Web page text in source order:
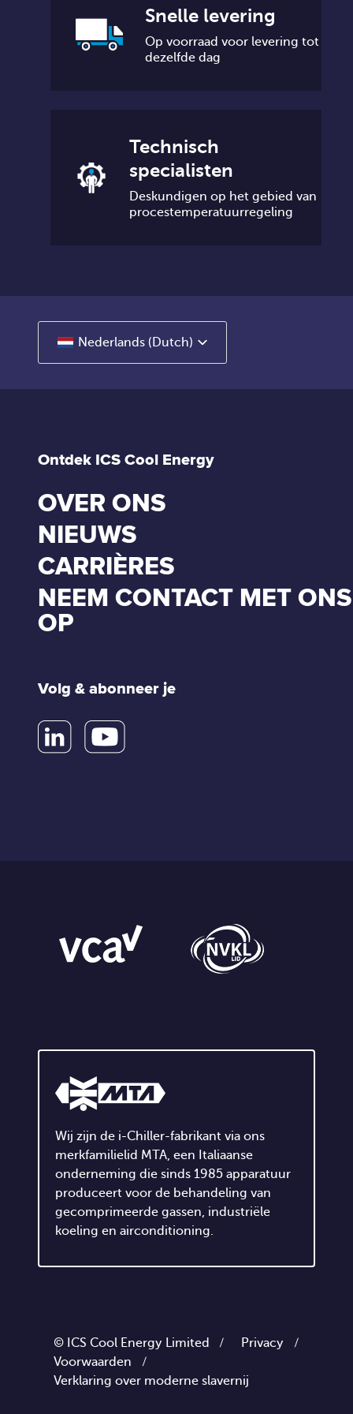
Snelle levering
Op voorraad voor levering tot
dezelfde dag
Technisch
specialisten
Deskundigen op het gebied van
procestemperatuurregeling
Nederlands (Dutch)
Ontdek ICS Cool Energy
OVER ONS
NIEUWS
CARRIÈRES
NEEM CONTACT MET ONS
OP
Volg & abonneer je
Wij zijn de i-Chiller-fabrikant via ons
merkfamilielid MTA, een Italiaanse
onderneming die sinds 1985 apparatuur
produceert voor de behandeling van
gecomprimeerde gassen, industriële
koeling en airconditioning.
© ICS Cool Energy Limited / Privacy
/
Voorwaarden
/
Verklaring over moderne slavernij